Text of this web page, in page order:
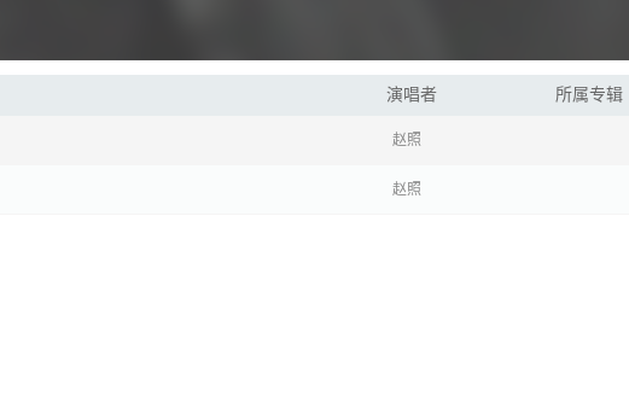
演唱者 所属专辑
赵照
赵照